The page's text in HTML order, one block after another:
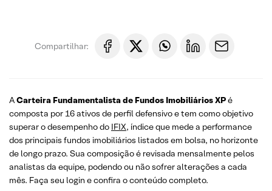
Compartilhar:
ACarteira Fundamentalista de Fundos Imobiliários XPé
composta por 16 ativos de perfil defensivo e tem como objetivo
superar o desempenho do IFIX, índice que mede a performance
dos principais fundos imobiliários listados em bolsa, no horizonte
de longo prazo. Sua composição é revisada mensalmente pelos
analistas da equipe, podendo ou não sofrer alterações a cada
mês. Faça seu login e confira o conteúdo completo.